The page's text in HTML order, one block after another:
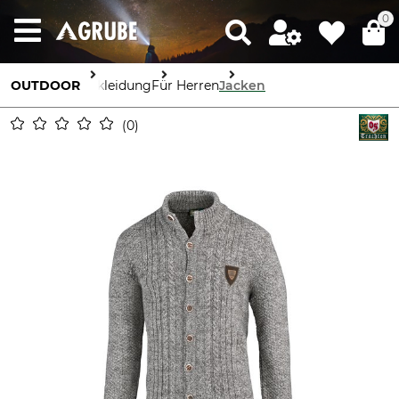
0
OUTDOOR BekleidungFür HerrenJacken
0